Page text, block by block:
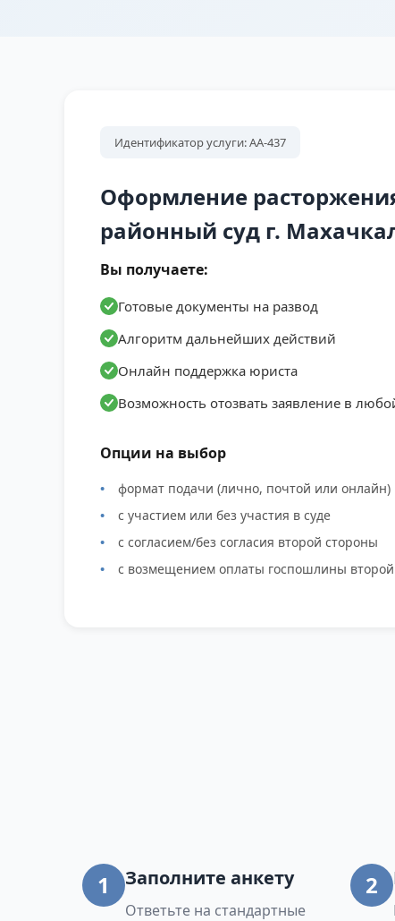
Идентификатор услуги: АА-437
Оформление
районный суд г.
Вы получаете:
Готовые документы на развод
Алгоритм дальнейших действий
Онлайн поддержка юриста
Возможность отозвать заявление в
Опции на выбор
формат подачи (лично, почтой или онлайн)
с участием или без участия в суде
с согласием/без согласия второй стороны
с возмещением оплаты госпошлины второй
1 Заполните анкету
Ответьте на стандартные
2